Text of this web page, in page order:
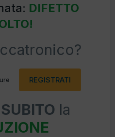
DIFETTO
REGISTRATI
la